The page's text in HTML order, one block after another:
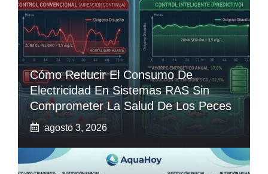
Cómo Reducir El Consumo De
Electricidad En Sistemas RAS Sin
Comprometer La Salud De Los Peces
agosto 3, 2026